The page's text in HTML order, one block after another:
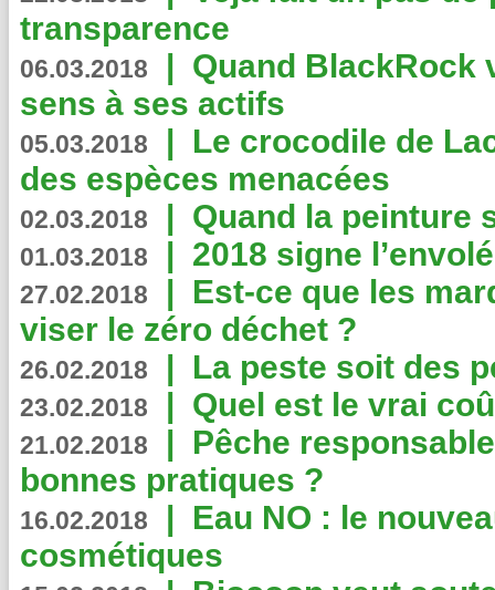
transparence
06.03.2018 | Quand BlackRock
sens à ses actifs
05.03.2018 | Le crocodile de
des espèces menacées
02.03.2018 | Quand la peinture
01.03.2018 | 2018 signe
27.02.2018 | Est-ce que les
viser le zéro déchet ?
26.02.2018 | La peste soit des
23.02.2018 | Quel est le vrai
21.02.2018 | Pêche
bonnes pratiques ?
16.02.2018 | Eau NO : le
cosmétiques